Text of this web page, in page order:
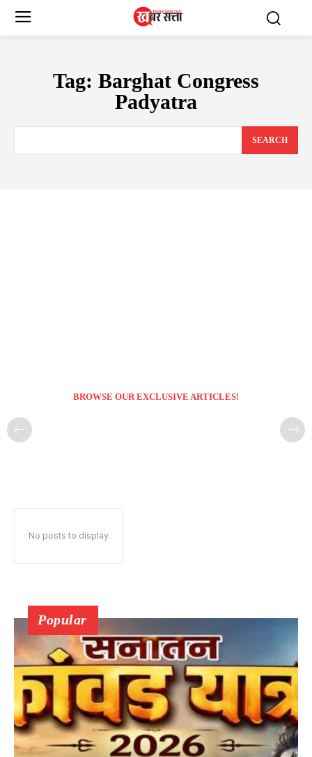
Tag: Barghat Congress
Padyatra
SEARCH
BROWSE OUR EXCLUSIVE ARTICLES!
No posts to display
Popular